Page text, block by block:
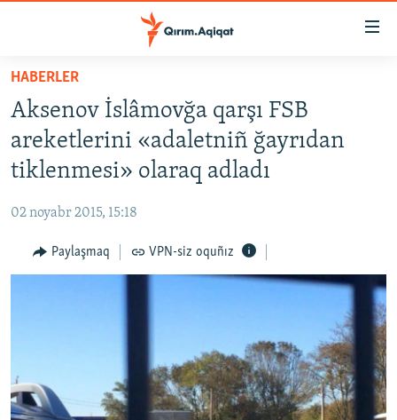
Esas
qaytmaq
Baş
navigatsiyağa
qaytmaq
Qıdıruvğa
qaytmaq
HABERLER
SİYASET
İQTİSADİYAT
MEDENİYET
İNSAN AQLARI
FİKİR
HABERLER
Aksenov İslâmovğa qarşı FSB
areketlerini «adaletniñ ğayrıdan
tiklenmesi» olaraq adladı
02 noyabr 2015, 15:18
Paylaşmaq VPN-siz oquñız